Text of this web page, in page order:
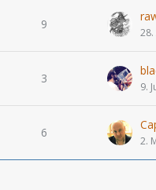
9
28.
3
9.
6
2.